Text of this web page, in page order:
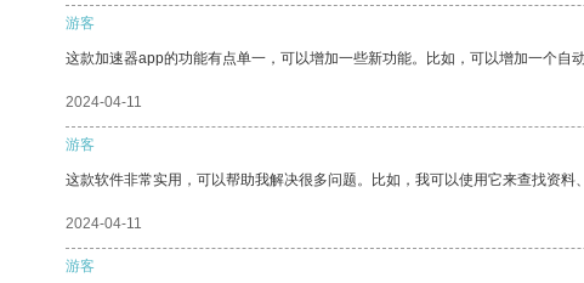
游客
这款加速器app的功能有点单一，可以增加一些新功能。比如，可以增加一个自
2024-04-11
游客
这款软件非常实用，可以帮助我解决很多问题。比如，我可以使用它来查找资料
2024-04-11
游客